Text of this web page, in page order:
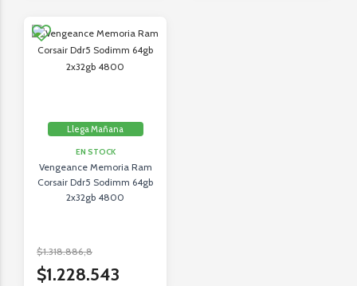
Llega Mañana
EN STOCK
Vengeance Memoria Ram
Corsair Ddr5 Sodimm 64gb
2x32gb 4800
$1.318.886,8
$1.228.543